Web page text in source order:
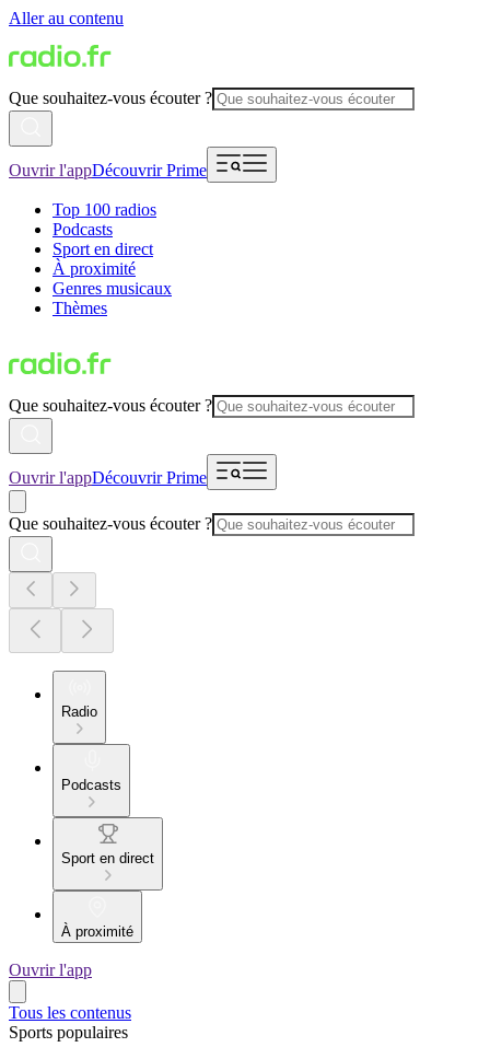
Aller au contenu
Que souhaitez-vous écouter ?
Ouvrir l'appDécouvrir Prime
Top 100 radios
Podcasts
Sport en direct
À proximité
Genres musicaux
Thèmes
Que souhaitez-vous écouter ?
Ouvrir l'appDécouvrir Prime
Que souhaitez-vous écouter ?
Radio
Podcasts
Sport en direct
À proximité
Ouvrir l'app
Tous les contenus
Sports populaires